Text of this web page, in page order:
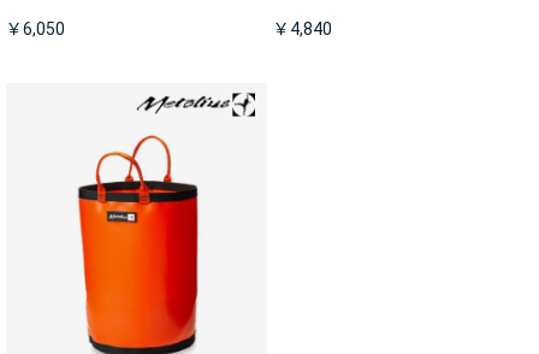
￥6,050 ￥4,840